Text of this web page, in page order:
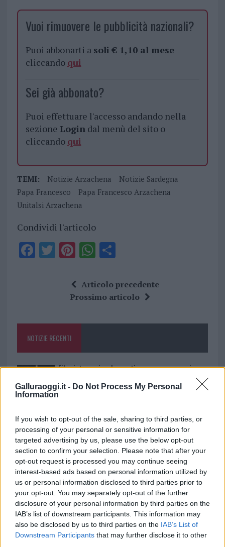
Galluraoggi.it - Do Not Process My Personal
Information
If you wish to opt-out of the sale, sharing to third parties, or
processing of your personal or sensitive information for
targeted advertising by us, please use the below opt-out
section to confirm your selection. Please note that after your
opt-out request is processed you may continue seeing
interest-based ads based on personal information utilized by
us or personal information disclosed to third parties prior to
your opt-out. You may separately opt-out of the further
disclosure of your personal information by third parties on the
IAB’s list of downstream participants. This information may
also be disclosed by us to third parties on the IAB’s List of
Downstream Participants that may further disclose it to other
Vuoi rimuovere le pubblicità nazionali?
Puoi abbonarti a soli € 1,10 al mese
cliccando qui
Sei già abbonato?
Puoi effettuare l'accesso andando nella
sezione Logindal menù del sito o
cliccando qui
TEMI: Notizie Arzachena
Notizie Sardegna
Papa Francesco
Papa Francesco Arzachena
Unitalsi Arzachena
Condividi l'articolo
F
o
k
T Pi
te
re
W
at
s
p
S
a
re
Articolo precedente
Prossimo articolo
NOTIZIE RECENTI
Film internazionale, casting per comparse in
Costa Smeralda
nell’estate 2026
Controlli all’aeroporto di Olbia, sequestrati
caviale e sabbia rubata
Migliori cliniche di estetica medicale avanzata
in Europa: classifica dei 5 centri di riferimento
pe…
Incendi, a San Pasquale arriva il Campo Base: